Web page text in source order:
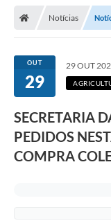
Notícias
OUT
29
29 OUT
SECRETARIA
PEDIDOS
COMPRA